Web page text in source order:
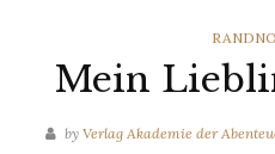
Mein
by Verlag Akademie der